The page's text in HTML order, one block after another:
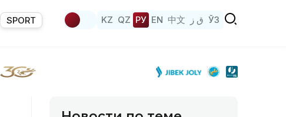
SPORT KZ QZ РУ EN 中文 ق ز ЎЗ